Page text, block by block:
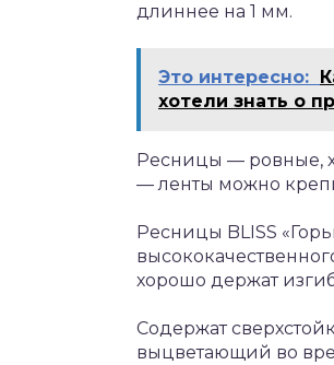
длиннее на 1 мм.
Это интересно:
хотели знать о
Ресницы — ровные,
— ленты можно
Ресницы BLISS
хорошо держат
Содержат
выцветающий во